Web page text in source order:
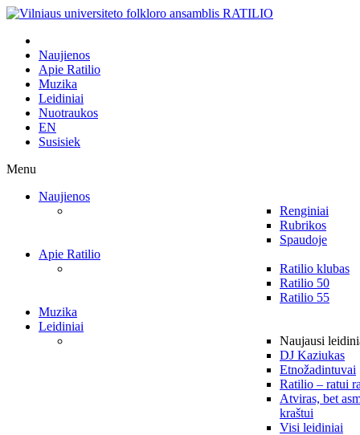
Naujienos
Apie Ratilio
Muzika
Leidiniai
Nuotraukos
EN
Susisiek
Menu
Naujienos
Renginiai
Rubrikos
Spaudoje
Apie Ratilio
Ratilio klubas
Ratilio 50
Ratilio 55
Muzika
Leidiniai
Naujausi
DJ Kaziukas
Etnožadintuvai
Ratilio – ratui
Atviras, bet
kraštui
Visi leidiniai